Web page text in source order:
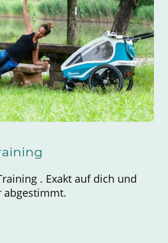
. Exakt auf dich und
abgestimmt.